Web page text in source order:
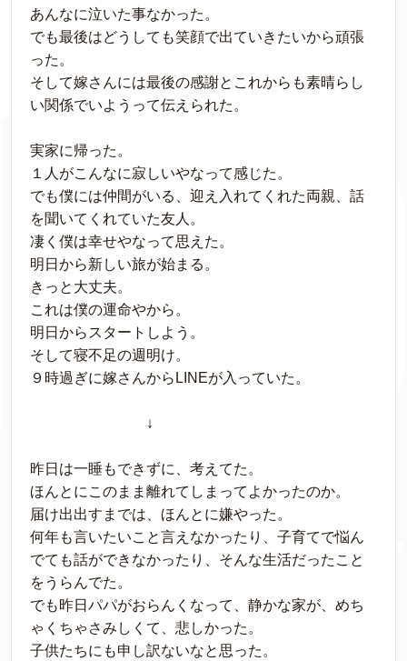
あんなに泣いた事なかった。
でも最後はどうしても笑顔で出ていきたいから頑張
った。
そして嫁さんには最後の感謝とこれからも素晴らし
い関係でいようって伝えられた。
実家に帰った。
１人がこんなに寂しいやなって感じた。
でも僕には仲間がいる、迎え入れてくれた両親、話
を聞いてくれていた友人。
凄く僕は幸せやなって思えた。
明日から新しい旅が始まる。
きっと大丈夫。
これは僕の運命やから。
明日からスタートしよう。
そして寝不足の週明け。
９時過ぎに嫁さんからLINEが入っていた。
↓
昨日は一睡もできずに、考えてた。
ほんとにこのまま離れてしまってよかったのか。
届け出出すまでは、ほんとに嫌やった。
何年も言いたいこと言えなかったり、子育てで悩ん
でても話ができなかったり、そんな生活だったこと
をうらんでた。
でも昨日パパがおらんくなって、静かな家が、めち
ゃくちゃさみしくて、悲しかった。
子供たちにも申し訳ないなと思った。